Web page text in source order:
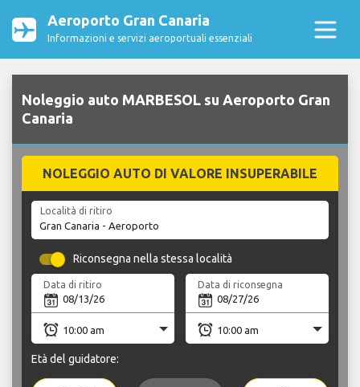
Aeroporto Gran Canaria
Informazioni e servizi aeroportuali essenziali
Noleggio auto MARBESOL su Aeroporto Gran
Canaria
NOLEGGIO AUTO DI VALORE INSUPERABILE
Località di ritiro
Riconsegna nella stessa località
Data di ritiro Data di riconsegna
Età del guidatore: